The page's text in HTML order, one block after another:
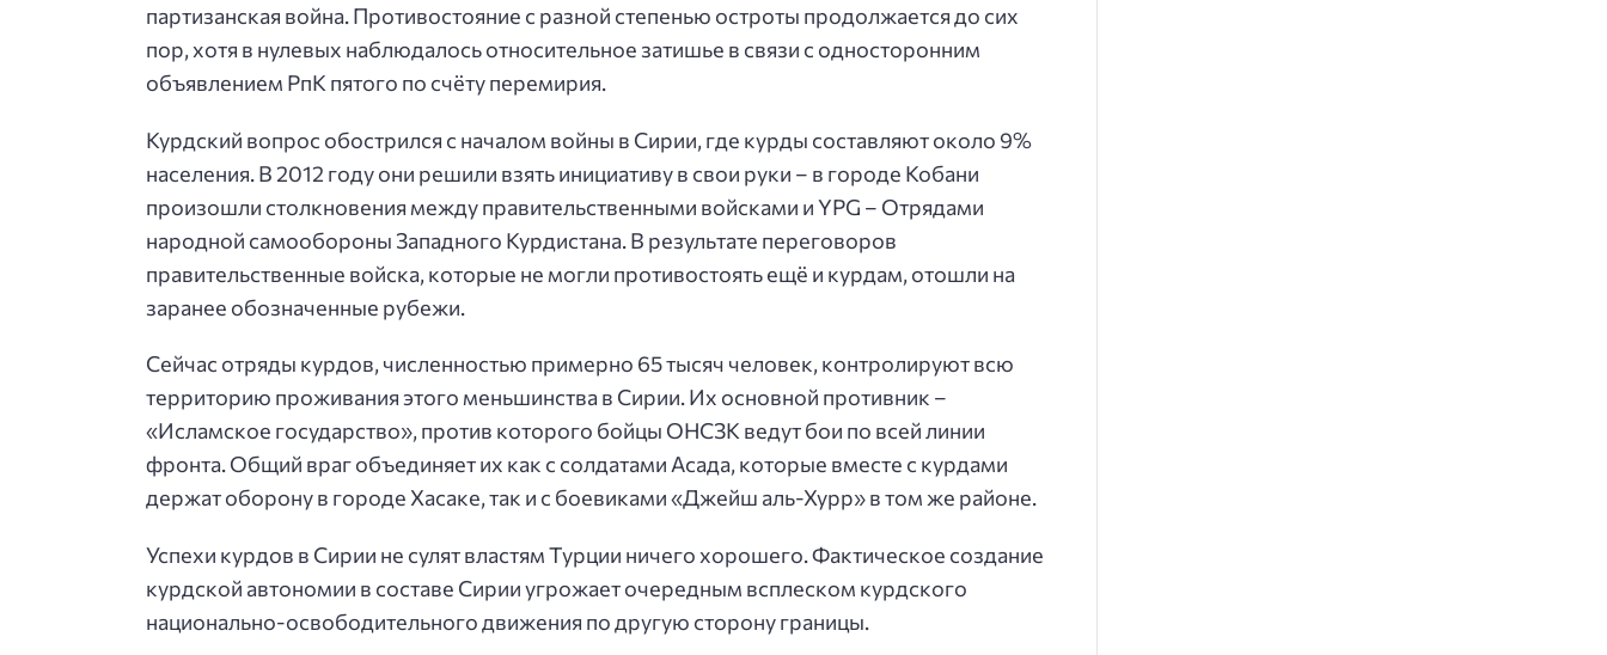
партизанская война. Противостояние с разной степенью остроты продолжается до сих
пор, хотя в нулевых наблюдалось относительное затишье в связи с односторонним
объявлением PпK пятого по счёту перемирия.
Курдский вопрос обострился с началом войны в Сирии, где курды составляют около 9%
населения. В 2012 году они решили взять инициативу в свои руки – в городе Кобани
произошли столкновения между правительственными войсками и YPG – Отрядами
народной самообороны Западного Курдистана. В результате переговоров
правительственные войска, которые не могли противостоять ещё и курдам, отошли на
заранее обозначенные рубежи.
Сейчас отряды курдов, численностью примерно 65 тысяч человек, контролируют всю
территорию проживания этого меньшинства в Сирии. Их основной противник –
«Исламское государство», против которого бойцы ОНСЗК ведут бои по всей линии
фронта. Общий враг объединяет их как с солдатами Асада, которые вместе с курдами
держат оборону в городе Хасаке, так и с боевиками «Джейш аль-Хурр» в том же районе.
Успехи курдов в Сирии не сулят властям Турции ничего хорошего. Фактическое создание
курдской автономии в составе Сирии угрожает очередным всплеском курдского
национально-освободительного движения по другую сторону границы.